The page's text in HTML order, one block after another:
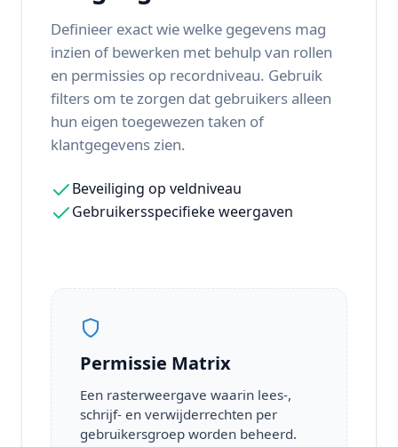
Definieer exact wie welke gegevens mag
inzien of bewerken met behulp van rollen
en permissies op recordniveau. Gebruik
filters om te zorgen dat gebruikers alleen
hun eigen toegewezen taken of
klantgegevens zien.
Beveiliging op veldniveau
Gebruikersspecifieke weergaven
Permissie Matrix
Een rasterweergave waarin lees-,
schrijf- en verwijderrechten per
gebruikersgroep worden beheerd.